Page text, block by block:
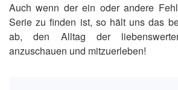
Auch wenn der ein oder andere
Serie zu finden ist, so hält uns das
ab, den Alltag der
anzuschauen und mitzuerleben!